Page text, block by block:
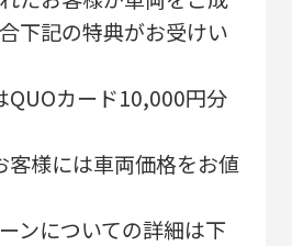
下記の特典がお受けい
QUOカード10,000円分
客様には車両価格をお値
ンについての詳細は下